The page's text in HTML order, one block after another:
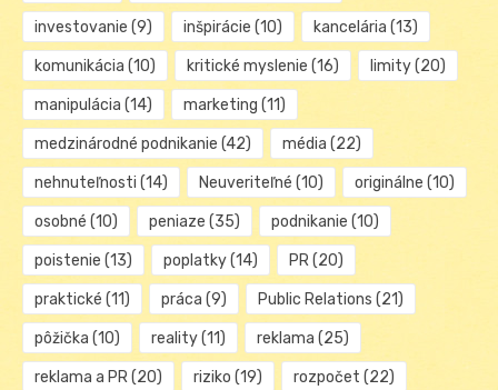
investovanie (9) inšpirácie (10) kancelária (13)
komunikácia (10) kritické myslenie (16) limity(20)
manipulácia (14) marketing (11)
medzinárodné podnikanie (42) média (22)
nehnuteľnosti (14) Neuveriteľné (10) originálne (10)
osobné (10) peniaze (35) podnikanie (10)
poistenie (13) poplatky(14) PR(20)
praktické (11) práca (9) Public Relations (21)
pôžička (10) reality(11) reklama (25)
reklama a PR(20) riziko (19) rozpočet (22)